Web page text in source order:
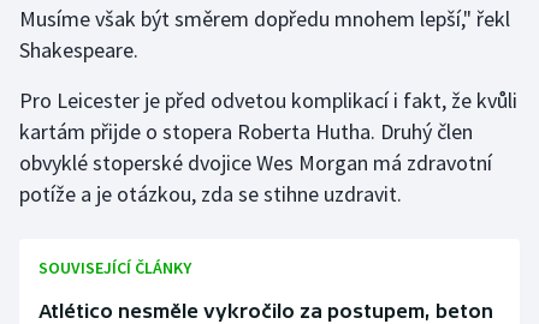
Musíme však být směrem dopředu mnohem lepší," řekl
Shakespeare.
Pro Leicester je před odvetou komplikací i fakt, že kvůli
kartám přijde o stopera Roberta Hutha. Druhý člen
obvyklé stoperské dvojice Wes Morgan má zdravotní
potíže a je otázkou, zda se stihne uzdravit.
SOUVISEJÍCÍ ČLÁNKY
Atlético nesměle vykročilo za postupem, beton